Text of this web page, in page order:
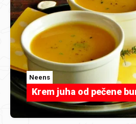
Neens
Krem juha od pečene